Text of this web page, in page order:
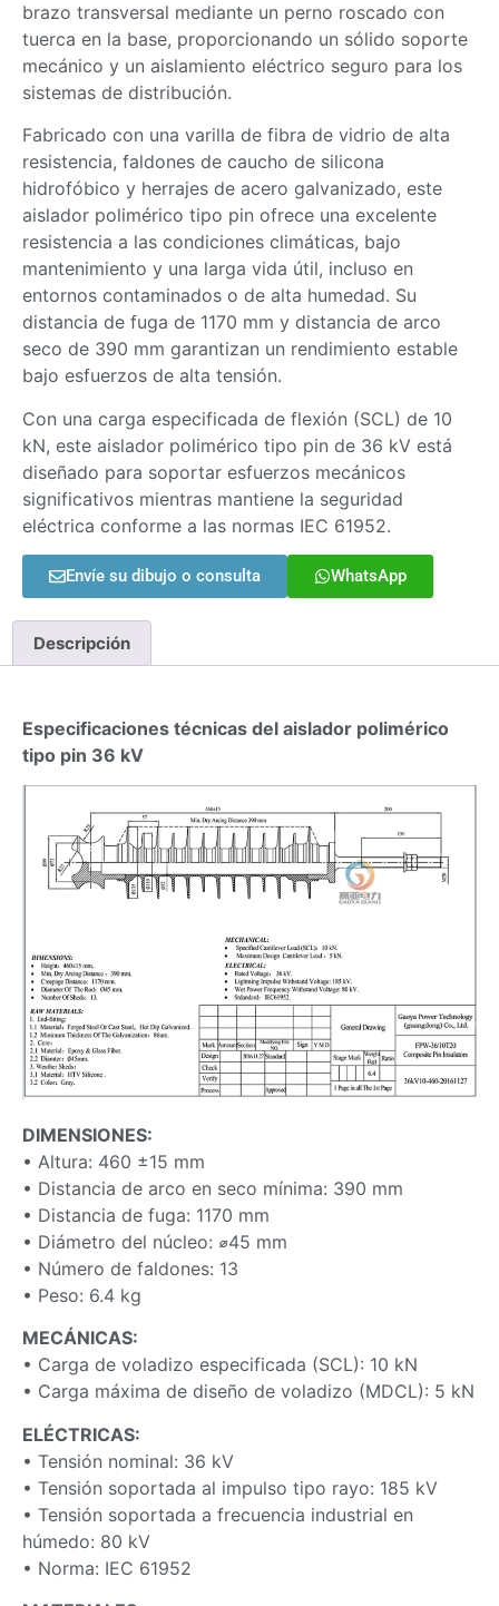
brazo transversal mediante un perno roscado con
tuerca en la base, proporcionando un sólido soporte
mecánico y un aislamiento eléctrico seguro para los
sistemas de distribución.
Fabricado con una varilla de fibra de vidrio de alta
resistencia, faldones de caucho de silicona
hidrofóbico y herrajes de acero galvanizado, este
aislador polimérico tipo pin ofrece una excelente
resistencia a las condiciones climáticas, bajo
mantenimiento y una larga vida útil, incluso en
entornos contaminados o de alta humedad. Su
distancia de fuga de 1170 mm y distancia de arco
seco de 390 mm garantizan un rendimiento estable
bajo esfuerzos de alta tensión.
Con una carga especificada de flexión (SCL) de 10
kN, este aislador polimérico tipo pin de 36 kV está
diseñado para soportar esfuerzos mecánicos
significativos mientras mantiene la seguridad
eléctrica conforme a las normas IEC 61952.
Envíe su dibujo o consulta WhatsApp
Descripción
Especificaciones técnicas del aislador polimérico
tipo pin 36 kV
DIMENSIONES:
• Altura: 460 ±15 mm
• Distancia de arco en seco mínima: 390 mm
• Distancia de fuga: 1170 mm
• Diámetro del núcleo: ⌀45 mm
• Número de faldones: 13
• Peso: 6.4 kg
MECÁNICAS:
• Carga de voladizo especificada (SCL): 10 kN
• Carga máxima de diseño de voladizo (MDCL): 5 kN
ELÉCTRICAS:
• Tensión nominal: 36 kV
• Tensión soportada al impulso tipo rayo: 185 kV
• Tensión soportada a frecuencia industrial en
húmedo: 80 kV
• Norma: IEC 61952